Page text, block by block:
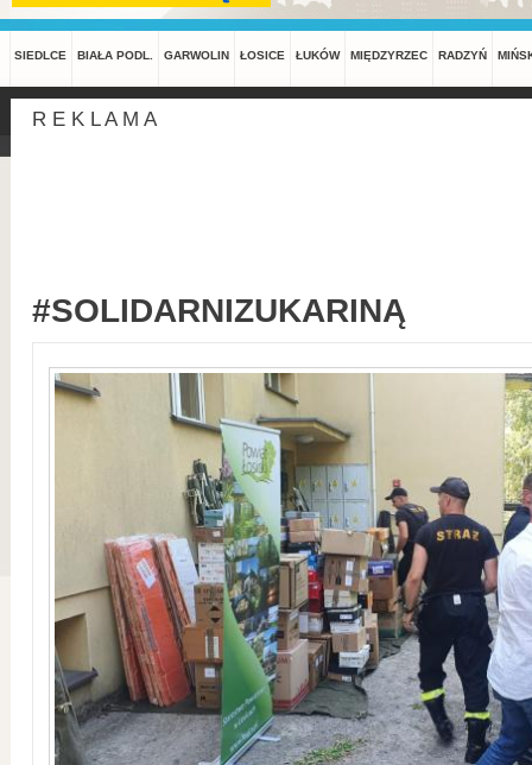
SIEDLCE BIAŁA PODL. GARWOLIN ŁOSICE ŁUKÓW MIĘDZYRZEC RADZYŃ
R E K L A M A
#SOLIDARNIZUKARINĄ